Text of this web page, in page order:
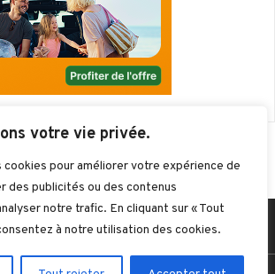
votre vie privée.
cookies pour améliorer votre expérience de
des publicités ou des contenus
notre trafic. En cliquant sur « Tout
à notre utilisation des cookies.
Politique de confidentialité